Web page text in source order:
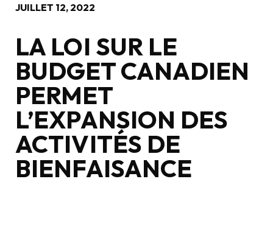
JUILLET 12, 2022
LA LOI SUR LE
BUDGET CANADIEN
PERMET
L’EXPANSION DES
ACTIVITÉS DE
BIENFAISANCE